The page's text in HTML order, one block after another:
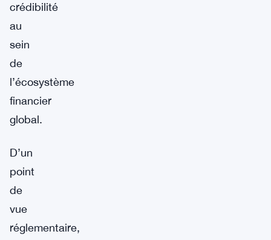
crédibilité
au
sein
de
l’écosystème
financier
global.
D’un
point
de
vue
réglementaire,